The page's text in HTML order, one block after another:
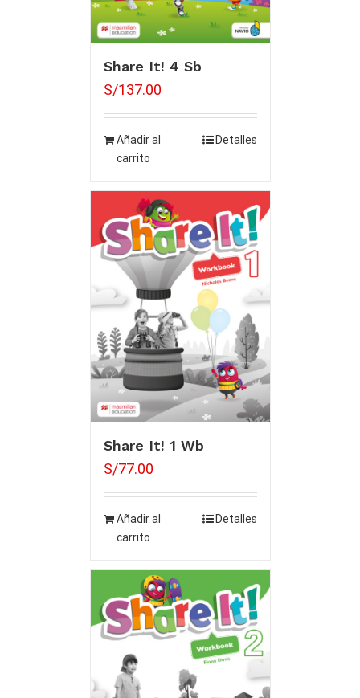
Share It! 4 Sb
S/137.00
Añadir al
carrito
Detalles
Share It! 1 Wb
S/77.00
Añadir al
carrito
Detalles